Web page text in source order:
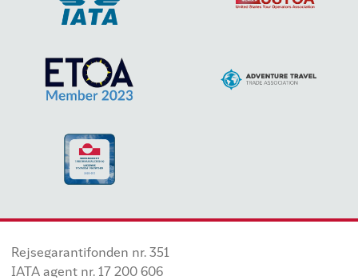
Rejsegarantifonden nr. 351
IATA agent nr. 17 200 606